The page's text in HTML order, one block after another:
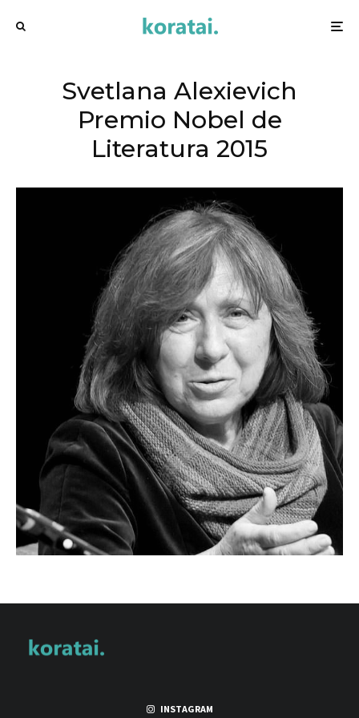
Svetlana Alexievich
Premio Nobel de
Literatura 2015
INSTAGRAM